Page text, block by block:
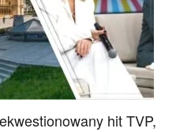
hit TVP,